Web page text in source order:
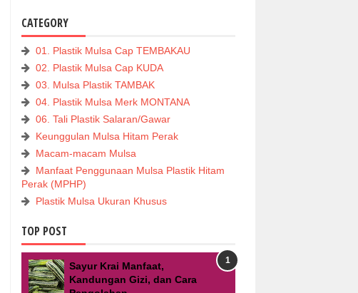
CATEGORY
01. Plastik Mulsa Cap TEMBAKAU
02. Plastik Mulsa Cap KUDA
03. Mulsa Plastik TAMBAK
04. Plastik Mulsa Merk MONTANA
06. Tali Plastik Salaran/Gawar
Keunggulan Mulsa Hitam Perak
Macam-macam Mulsa
Manfaat Penggunaan Mulsa Plastik Hitam
Perak (MPHP)
Plastik Mulsa Ukuran Khusus
TOP POST
Sayur Krai Manfaat,
Kandungan Gizi, dan Cara